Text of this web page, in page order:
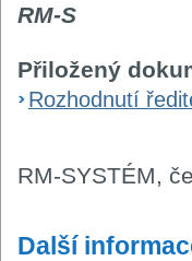
RM-S
Přiložený
Rozhodnutí
RM-SYSTÉM,
Další